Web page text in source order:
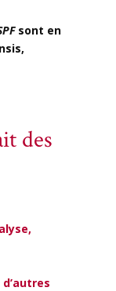
sont en
des